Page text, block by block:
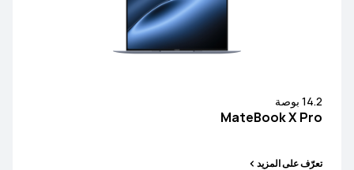
14.2 بوصة
MateBook X Pro
تعرّف على المزيد